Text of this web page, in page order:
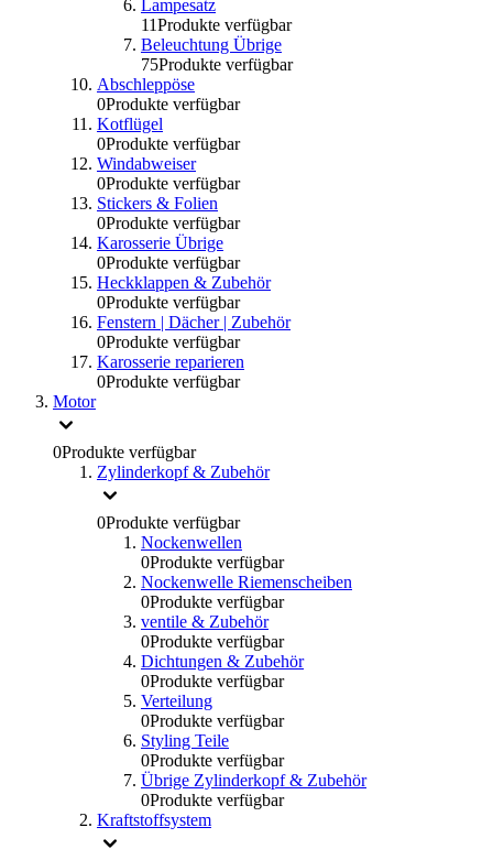
Lampesatz
11Produkte verfügbar
Beleuchtung Übrige
75Produkte verfügbar
Abschleppöse
0Produkte verfügbar
Kotflügel
0Produkte verfügbar
Windabweiser
0Produkte verfügbar
Stickers & Folien
0Produkte verfügbar
Karosserie Übrige
0Produkte verfügbar
Heckklappen & Zubehör
0Produkte verfügbar
Fenstern | Dächer | Zubehör
0Produkte verfügbar
Karosserie reparieren
0Produkte verfügbar
Motor
0Produkte verfügbar
Zylinderkopf & Zubehör
0Produkte verfügbar
Nockenwellen
0Produkte verfügbar
Nockenwelle Riemenscheiben
0Produkte verfügbar
ventile & Zubehör
0Produkte verfügbar
Dichtungen & Zubehör
0Produkte verfügbar
Verteilung
0Produkte verfügbar
Styling Teile
0Produkte verfügbar
Übrige Zylinderkopf & Zubehör
0Produkte verfügbar
Kraftstoffsystem